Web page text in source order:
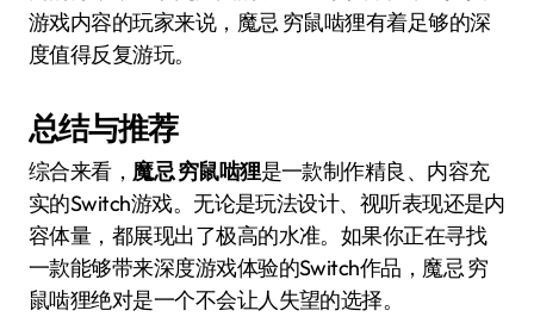
游戏内容的玩家来说，魔忌 穷鼠啮狸有着足够的深
度值得反复游玩。
总结与推荐
综合来看， 魔忌 穷鼠啮狸是一款制作精良、内容充
实的Switch游戏。无论是玩法设计、视听表现还是内
容体量，都展现出了极高的水准。如果你正在寻找
一款能够带来深度游戏体验的Switch作品，魔忌 穷
鼠啮狸绝对是一个不会让人失望的选择。